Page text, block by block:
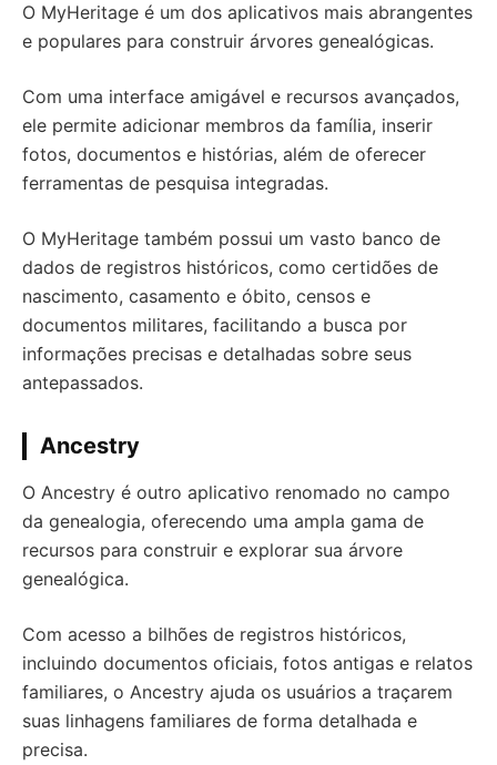
O MyHeritage é um dos aplicativos mais abrangentes
e populares para construir árvores genealógicas.
Com uma interface amigável e recursos avançados,
ele permite adicionar membros da família, inserir
fotos, documentos e histórias, além de oferecer
ferramentas de pesquisa integradas.
O MyHeritage também possui um vasto banco de
dados de registros históricos, como certidões de
nascimento, casamento e óbito, censos e
documentos militares, facilitando a busca por
informações precisas e detalhadas sobre seus
antepassados.
Ancestry
O Ancestry é outro aplicativo renomado no campo
da genealogia, oferecendo uma ampla gama de
recursos para construir e explorar sua árvore
genealógica.
Com acesso a bilhões de registros históricos,
incluindo documentos oficiais, fotos antigas e relatos
familiares, o Ancestry ajuda os usuários a traçarem
suas linhagens familiares de forma detalhada e
precisa.